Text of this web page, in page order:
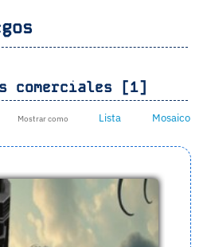
comerciales [1]
Mostrar como Lista Mosaico